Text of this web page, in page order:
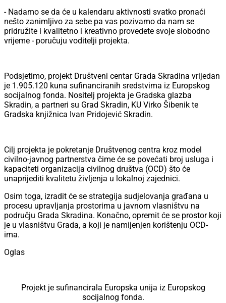
- Nadamo se da će u kalendaru aktivnosti svatko pronaći
nešto zanimljivo za sebe pa vas pozivamo da nam se
pridružite i kvalitetno i kreativno provedete svoje slobodno
vrijeme - poručuju voditelji projekta.
Podsjetimo, projekt Društveni centar Grada Skradina vrijedan
je 1.905.120 kuna sufinanciranih sredstvima iz Europskog
socijalnog fonda. Nositelj projekta je Gradska glazba
Skradin, a partneri su Grad Skradin, KU Virko Šibenik te
Gradska knjižnica Ivan Pridojević Skradin.
Cilj projekta je pokretanje Društvenog centra kroz model
civilno-javnog partnerstva čime će se povećati broj usluga i
kapaciteti organizacija civilnog društva (OCD) što će
unaprijediti kvalitetu življenja u lokalnoj zajednici.
Osim toga, izradit će se strategija sudjelovanja građana u
procesu upravljanja prostorima u javnom vlasništvu na
području Grada Skradina. Konačno, opremit će se prostor koji
je u vlasništvu Grada, a koji je namijenjen korištenju OCD-
ima.
Oglas
Projekt je sufinancirala Europska unija iz Europskog
socijalnog fonda.